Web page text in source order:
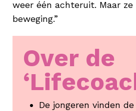
weer één achteruit. Maar ze
beweging.”
Over de
De jongeren vinden